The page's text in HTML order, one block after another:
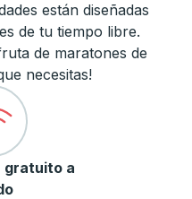
están diseñadas
de tu tiempo libre.
de maratones de
necesitas!
gratuito a